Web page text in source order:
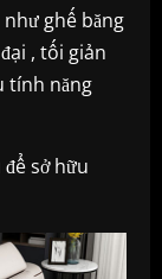
ghế băng
, tối giản
tính năng
sở hữu